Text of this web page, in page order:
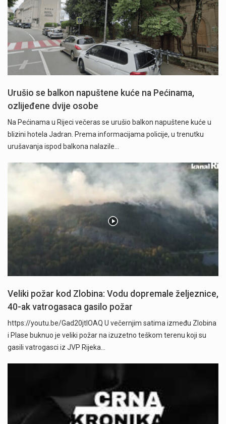
Urušio se balkon napuštene kuće na Pećinama,
ozlijeđene dvije osobe
Na Pećinama u Rijeci večeras se urušio balkon napuštene kuće u
blizini hotela Jadran. Prema informacijama policije, u trenutku
urušavanja ispod balkona nalazile…
Veliki požar kod Zlobina: Vodu dopremale željeznice,
40-ak vatrogasaca gasilo požar
https://youtu.be/Gad20jtIOAQ U večernjim satima između Zlobina
i Plase buknuo je veliki požar na izuzetno teškom terenu koji su
gasili vatrogasci iz JVP Rijeka…